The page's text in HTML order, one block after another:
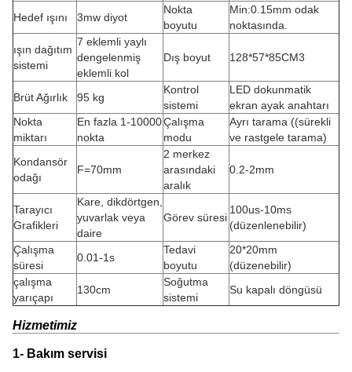
Hedef ışını
3mw diyot
Nokta
boyutu
Min:0.15mm odak
noktasında.
ışın dağıtım
sistemi
7 eklemli yaylı
dengelenmiş
eklemli kol
Dış boyut 128*57*85CM3
Brüt Ağırlık 95 kg
Kontrol
sistemi
LED dokunmatik
ekran ayak anahtarı
Nokta
miktarı
En fazla 1-10000
nokta
Çalışma
modu
Ayrı tarama ((sürekli
ve rastgele tarama)
Kondansör
odağı
F=70mm
2 merkez
arasındaki
aralık
0.2-2mm
Tarayıcı
Grafikleri
Kare, dikdörtgen,
yuvarlak veya
daire
Görev süresi
100us-10ms
(düzenlenebilir)
Çalışma
süresi
0.01-1s
Tedavi
boyutu
20*20mm
(düzenebilir)
çalışma
yarıçapı
130cm
Soğutma
sistemi
Su kapalı döngüsü
Hizmetimiz
1- Bakım servisi